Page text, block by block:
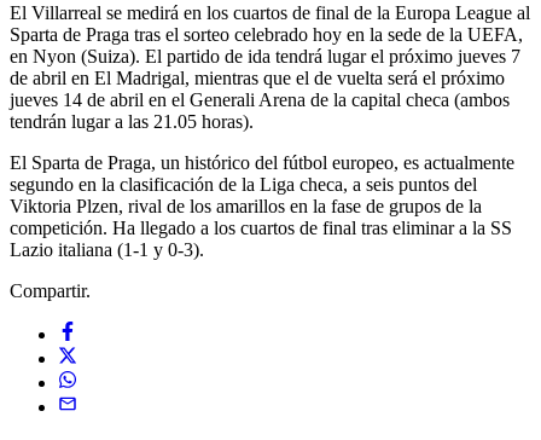
El Villarreal se medirá en los cuartos de final de la Europa League al
Sparta de Praga tras el sorteo celebrado hoy en la sede de la UEFA,
en Nyon (Suiza). El partido de ida tendrá lugar el próximo jueves 7
de abril en El Madrigal, mientras que el de vuelta será el próximo
jueves 14 de abril en el Generali Arena de la capital checa (ambos
tendrán lugar a las 21.05 horas).
El Sparta de Praga, un histórico del fútbol europeo, es actualmente
segundo en la clasificación de la Liga checa, a seis puntos del
Viktoria Plzen, rival de los amarillos en la fase de grupos de la
competición. Ha llegado a los cuartos de final tras eliminar a la SS
Lazio italiana (1-1 y 0-3).
Compartir.